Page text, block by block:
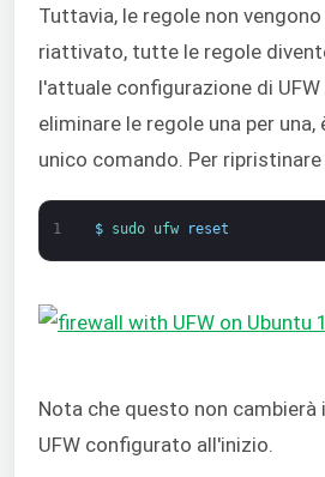
Tuttavia, le regole non
riattivato, tutte le regole
l'attuale configurazione di
eliminare le regole una per
unico comando. Per
1 $ sudo ufw reset
Nota che questo non
UFW configurato all'inizio.